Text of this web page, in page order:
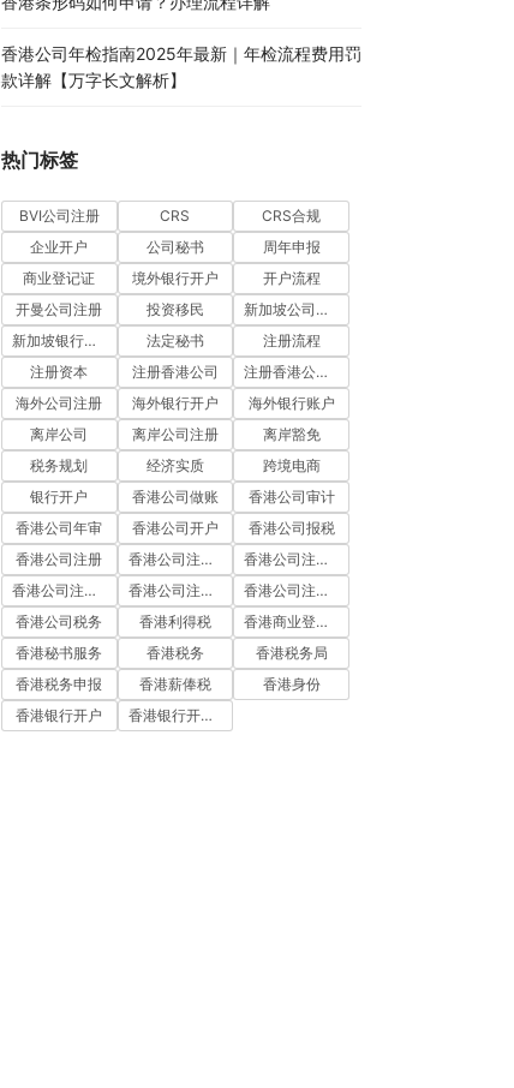
香港公司年检指南2025年最新｜年检流程费用罚
款详解【万字长文解析】
热门标签
BVI公司注册 CRS
CRS合规
企业开户
公司秘书
周年申报
商业登记证
境外银行开户
开户流程
开曼公司注册
投资移民
新加坡公司注册
新加坡银行开户
法定秘书
注册流程
注册资本
注册香港公司
注册香港公司流程
海外公司注册
海外银行开户
海外银行账户
离岸公司
离岸公司注册
离岸豁免
税务规划
经济实质
跨境电商
银行开户
香港公司做账
香港公司审计
香港公司年审
香港公司开户
香港公司报税
香港公司注册
香港公司注册代办
香港公司注册处
香港公司注册流程
香港公司注册费用
香港公司注册资料
香港公司税务
香港利得税
香港商业登记证
香港秘书服务
香港税务
香港税务局
香港税务申报
香港薪俸税
香港身份
香港银行开户
香港银行开户流程